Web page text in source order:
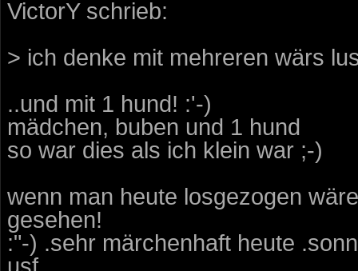
VictorY schrieb:
> ich denke mit mehreren wärs
..und mit 1 hund! :'-)
mädchen, buben und 1 hund
so war dies als ich klein war ;-)
wenn man heute losgezogen
gesehen!
:"-) .sehr märchenhaft heute
usf